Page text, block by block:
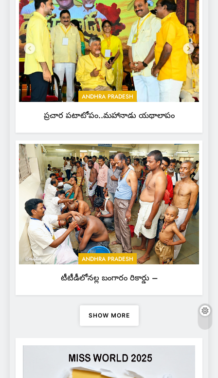
ANDHRA PRADESH
ప్రచార పటాటోపం..మహానాడు యథాలాపం
ANDHRA PRADESH
టీటీడీలోనల్ల బంగారం రికార్డు –
SHOW MORE